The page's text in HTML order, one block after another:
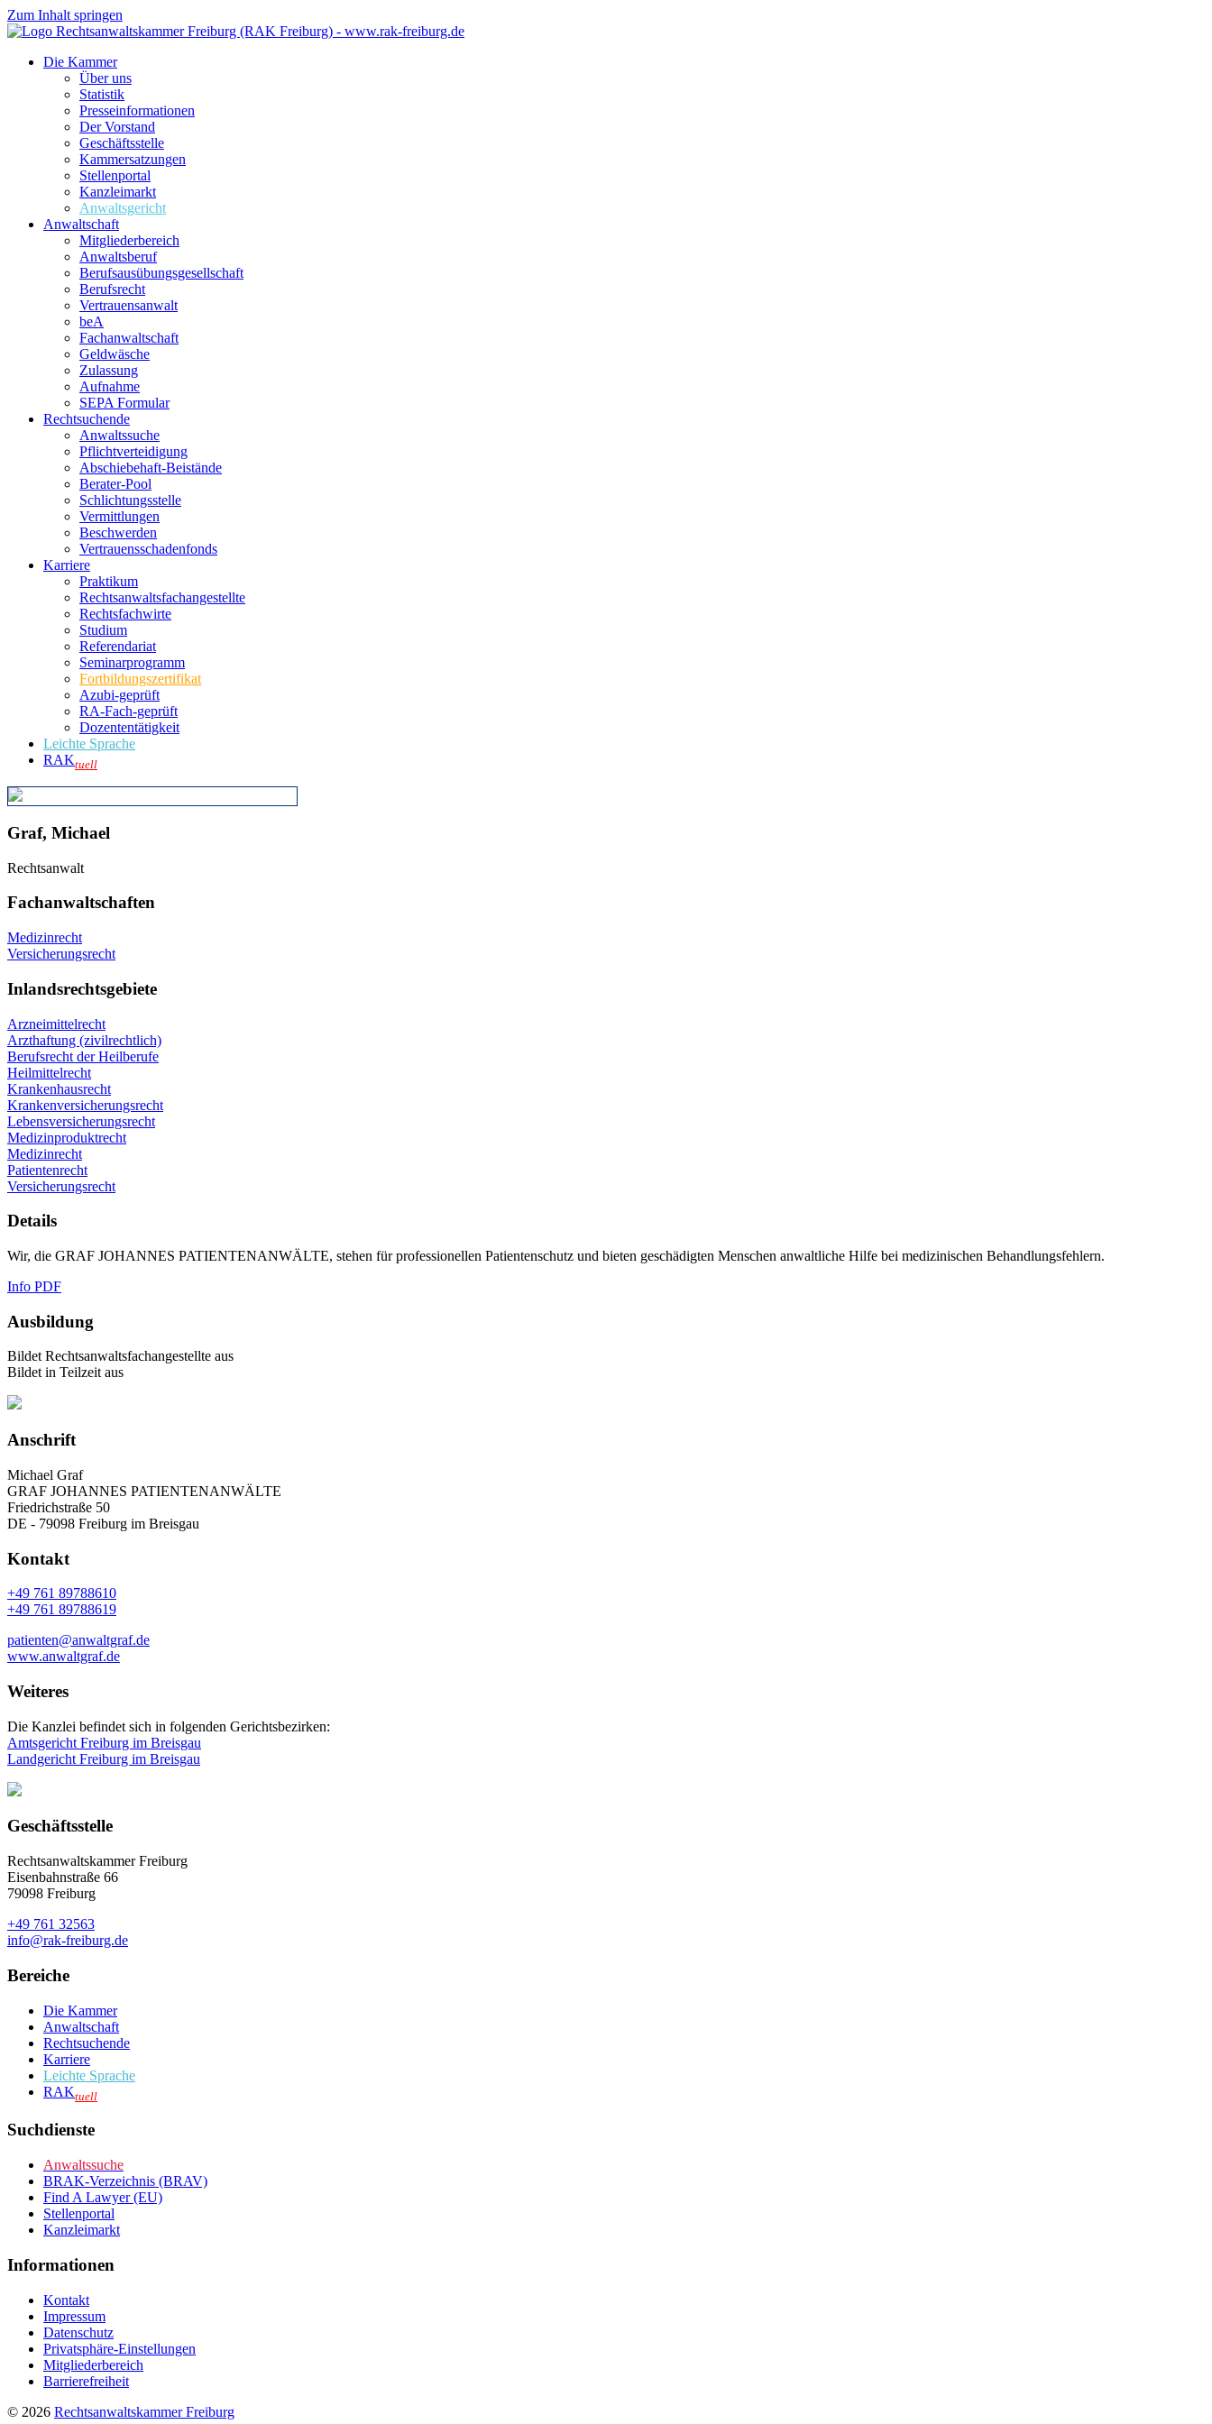
Zum Inhalt springen
Die Kammer
Über uns
Statistik
Presseinformationen
Der Vorstand
Geschäftsstelle
Kammersatzungen
Stellenportal
Kanzleimarkt
Anwaltsgericht
Anwaltschaft
Mitgliederbereich
Anwaltsberuf
Berufsausübungs­gesellschaft
Berufsrecht
Vertrauensanwalt
beA
Fachanwaltschaft
Geldwäsche
Zulassung
Aufnahme
SEPA Formular
Rechtsuchende
Anwaltssuche
Pflichtverteidigung
Abschiebehaft-Beistände
Berater-Pool
Schlichtungsstelle
Vermittlungen
Beschwerden
Vertrauensschadenfonds
Karriere
Praktikum
Rechtsanwalts­fachangestellte
Rechtsfachwirte
Studium
Referendariat
Seminarprogramm
Fortbildungszertifikat
Azubi-geprüft
RA-Fach-geprüft
Dozententätigkeit
Leichte Sprache
RAKtuell
Graf, Michael
Rechtsanwalt
Fachanwaltschaften
Medizinrecht
Versicherungsrecht
Inlandsrechtsgebiete
Arzneimittelrecht
Arzthaftung (zivilrechtlich)
Berufsrecht der Heilberufe
Heilmittelrecht
Krankenhausrecht
Krankenversicherungsrecht
Lebensversicherungsrecht
Medizinproduktrecht
Medizinrecht
Patientenrecht
Versicherungsrecht
Details
Wir, die GRAF JOHANNES PATIENTENANWÄLTE, stehen für professionellen Patientenschutz und bieten geschädigten Menschen anwaltliche Hilfe bei medizinischen Behandlungsfehlern.
Info PDF
Ausbildung
Bildet Rechtsanwaltsfachangestellte aus
Bildet in Teilzeit aus
Anschrift
Michael Graf
GRAF JOHANNES PATIENTENANWÄLTE
Friedrichstraße 50
DE - 79098 Freiburg im Breisgau
Kontakt
+49 761 89788610
+49 761 89788619
patienten@anwaltgraf.de
www.anwaltgraf.de
Weiteres
Die Kanzlei befindet sich in folgenden Gerichtsbezirken:
Amtsgericht Freiburg im Breisgau
Landgericht Freiburg im Breisgau
Geschäftsstelle
Rechtsanwaltskammer Freiburg
Eisenbahnstraße 66
79098 Freiburg
+49 761 32563
info@rak-freiburg.de
Bereiche
Die Kammer
Anwaltschaft
Rechtsuchende
Karriere
Leichte Sprache
RAKtuell
Suchdienste
Anwaltssuche
BRAK-Verzeichnis (BRAV)
Find A Lawyer (EU)
Stellenportal
Kanzleimarkt
Informationen
Kontakt
Impressum
Datenschutz
Privatsphäre-Einstellungen
Mitgliederbereich
Barrierefreiheit
© 2026 Rechtsanwaltskammer Freiburg